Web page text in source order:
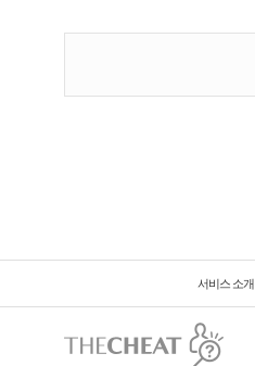
서비스 소개